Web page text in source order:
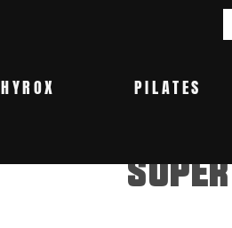
HYROX PILATES